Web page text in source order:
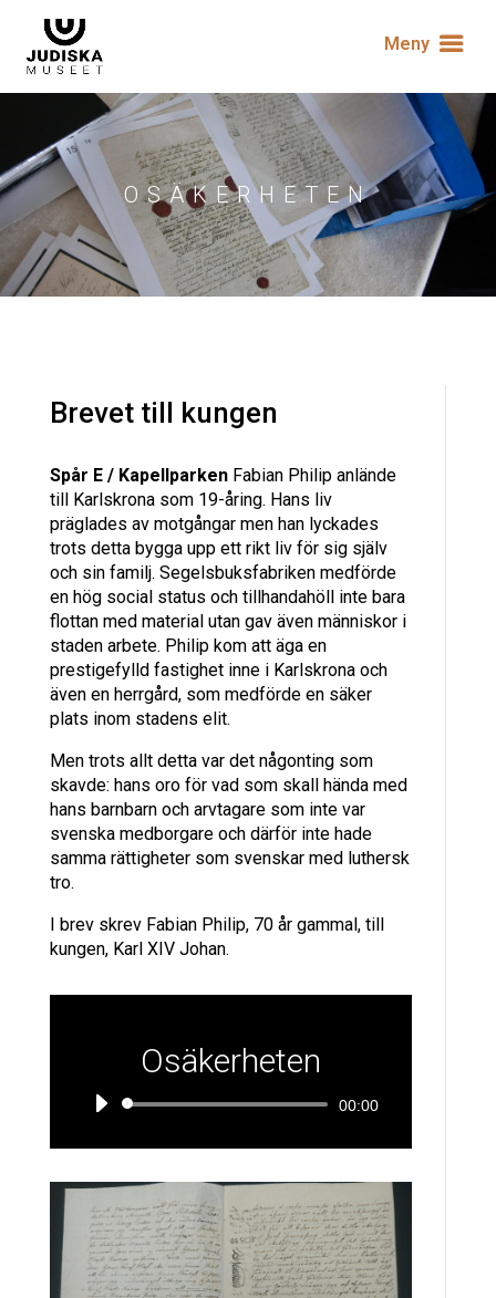
Meny
OSÄKERHETEN
Brevet till kungen
Spår E / Kapellparken Fabian Philip anlände
till Karlskrona som 19-åring. Hans liv
präglades av motgångar men han lyckades
trots detta bygga upp ett rikt liv för sig själv
och sin familj. Segelsbuksfabriken medförde
en hög social status och tillhandahöll inte bara
flottan med material utan gav även människor i
staden arbete. Philip kom att äga en
prestigefylld fastighet inne i Karlskrona och
även en herrgård, som medförde en säker
plats inom stadens elit.
Men trots allt detta var det någonting som
skavde: hans oro för vad som skall hända med
hans barnbarn och arvtagare som inte var
svenska medborgare och därför inte hade
samma rättigheter som svenskar med luthersk
tro.
I brev skrev Fabian Philip, 70 år gammal, till
kungen, Karl XIV Johan.
Osäkerheten
Ljudspelare 00:00